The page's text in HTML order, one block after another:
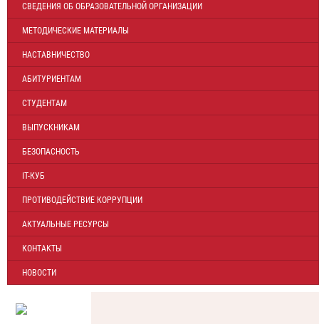
СВЕДЕНИЯ ОБ ОБРАЗОВАТЕЛЬНОЙ ОРГАНИЗАЦИИ
МЕТОДИЧЕСКИЕ МАТЕРИАЛЫ
НАСТАВНИЧЕСТВО
АБИТУРИЕНТАМ
СТУДЕНТАМ
ВЫПУСКНИКАМ
БЕЗОПАСНОСТЬ
IT-КУБ
ПРОТИВОДЕЙСТВИЕ КОРРУПЦИИ
АКТУАЛЬНЫЕ РЕСУРСЫ
КОНТАКТЫ
НОВОСТИ